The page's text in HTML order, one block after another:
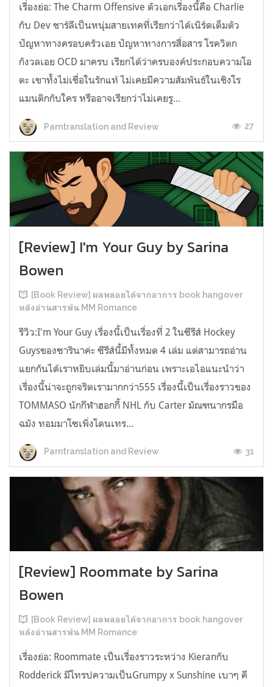
เรื่องย่อ: The Charm Offensive ตัวเอกเรื่องนี้คือ Charlie
กับ Dev ชาร์ลีเป็นหนุ่มสายเทคที่เรียกว่าได้เนิร์ดเต็มตัว
ปัญหาทางครอบครัวเอย ปัญหาทางการสื่อสาร โรควิตก
กังวลเอย OCD มาครบ เรียกได้ว่าครบองค์ประกอบความโอ
ตะ เขาทั้งไม่เชื่อในรักแท้ ไม่เคยมีความสัมพันธ์ในเชิงโร
แมนติกกับใคร หรืออาจเรียกว่าไม่เคยรู...
Parntranslation and Review 27
[Review] I'm Your Guy by Sarina
Bowen
[Book Review] ผลพลอยได้จากอาการ book hangover
หลังอ่านสารพัน MM Romance
รีวิว:I'm Your Guy เรื่องนี้เป็นเรื่องที่ 2 ในซีรีส์ Hockey
Guysของซารินาค่ะ ซีรีส์นี้มีทั้งหมด 4 เล่ม แต่สามารถอ่าน
แยกกันได้เราหยิบเล่มนี้มาอ่านก่อน เพราะเอไอแนะนำว่า
เรื่องนี้น่าจะถูกจริตเรามากกว่า555 เรื่องนี้เป็นเรื่องราวของ
TOMMASO นักกีฬาฮอกกี้ NHL กับ Carter มัณฑนากรมือ
ฉมัง ทอมมาโซเพิ่งโดนเทร...
Parntranslation and Review 31
[Review] Roommate by Sarina
Bowen
[Book Review] ผลพลอยได้จากอาการ book hangover
หลังอ่านสารพัน MM Romance
เรื่องย่อ: Roommate เป็นเรื่องราวระหว่าง Kieranกับ
Rodderick มีโทรปความเป็นGrumpy x Sunshine เบาๆ คี